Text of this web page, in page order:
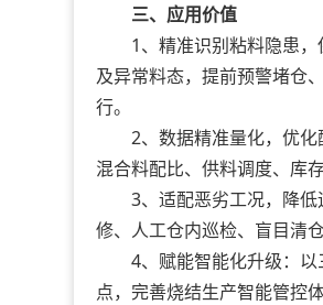
三、应用价值
1、精准识别粘料隐患，
及异常料态，提前预警堵仓
行。
2、数据精准量化，优化
混合料配比、供料调度、库
3、适配恶劣工况，降低
修、人工仓内巡检、盲目清
4、赋能智能化升级：以
点，完善烧结生产智能管控